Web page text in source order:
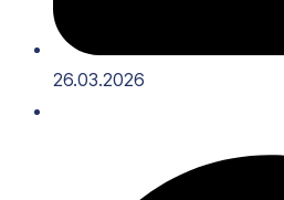
26.03.2026